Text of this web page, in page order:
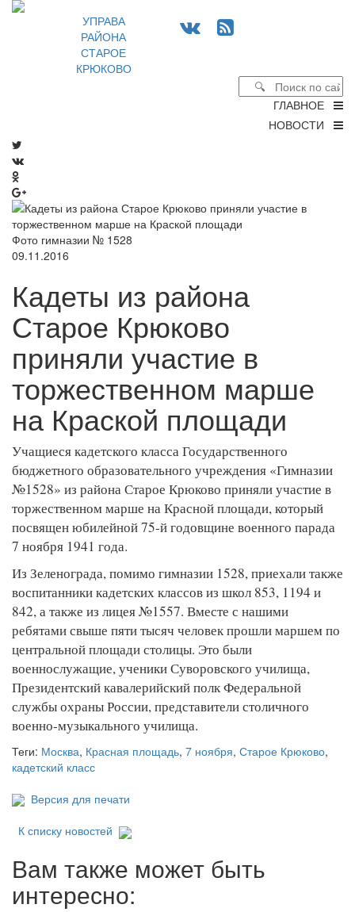
УПРАВА
РАЙОНА
СТАРОЕ
КРЮКОВО
ГЛАВНОЕ
НОВОСТИ
Фото гимназии № 1528
09.11.2016
Кадеты из района
Старое Крюково
приняли участие в
торжественном марше
на Краской площади
Учащиеся кадетского класса Государственного
бюджетного образовательного учреждения «Гимназии
№1528» из района Старое Крюково приняли участие в
торжественном марше на Красной площади, который
посвящен юбилейной 75-й годовщине военного парада
7 ноября 1941 года.
Из Зеленограда, помимо гимназии 1528, приехали также
воспитанники кадетских классов из школ 853, 1194 и
842, а также из лицея №1557. Вместе с нашими
ребятами свыше пяти тысяч человек прошли маршем по
центральной площади столицы. Это были
военнослужащие, ученики Суворовского училища,
Президентский кавалерийский полк Федеральной
службы охраны России, представители столичного
военно-музыкального училища.
Теги: Москва, Красная площадь, 7 ноября, Старое Крюково,
кадетский класс
Версия для печати
К списку новостей
Вам также может быть
интересно: